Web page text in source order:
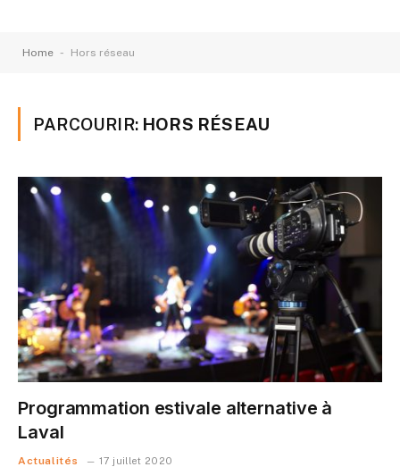
Home - Hors réseau
PARCOURIR: HORS RÉSEAU
Programmation estivale alternative à
Laval
Actualités 17 juillet 2020